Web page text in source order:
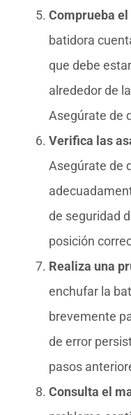
Comprueba
batidora
que debe
alrededor de
Asegúrate de
Verifica las
Asegúrate de
de seguridad
posición
Realiza una
enchufar la
brevemente
de error
pasos
Consulta el